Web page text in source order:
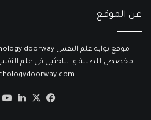
عن الموقع
مخصص للطلبة و الباحثين في علم النفس
فيسبوك
‫X